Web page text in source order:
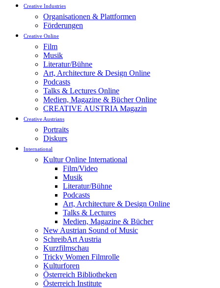
Creative Industries
Organisationen & Plattformen
Förderungen
Creative Online
Film
Musik
Literatur/Bühne
Art, Architecture & Design Online
Podcasts
Talks & Lectures Online
Medien, Magazine & Bücher Online
CREATIVE AUSTRIA Magazin
Creative Austrians
Portraits
Diskurs
International
Kultur Online International
Film/Video
Musik
Literatur/Bühne
Podcasts
Art, Architecture & Design Online
Talks & Lectures
Medien, Magazine & Bücher
New Austrian Sound of Music
SchreibArt Austria
Kurzfilmschau
Tricky Women Filmrolle
Kulturforen
Österreich Bibliotheken
Österreich Institute